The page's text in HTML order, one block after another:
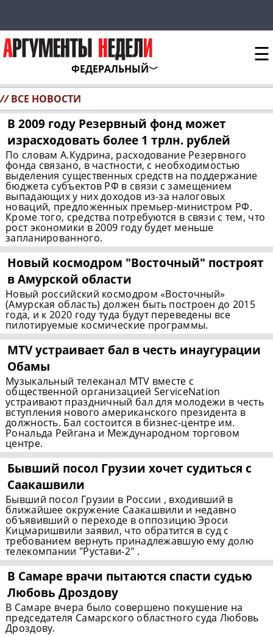
ФЕДЕРАЛЬНЫЙ
☰
// ВСЕ НОВОСТИ
В 2009 году Резервный фонд может
израсходовать более 1 трлн. рублей
По словам А.Кудрина, расходование Резервного
фонда связано, в частности, с необходимостью
выделения существенных средств на поддержание
бюджета субъектов РФ в связи с замещением
выпадающих у них доходов из-за налоговых
новаций, предложенных премьер-министром РФ.
Кроме того, средства потребуются в связи с тем, что
рост экономики в 2009 году будет меньше
запланированного.
Новый космодром "Восточный" построят
в Амурской области
Новый российский космодром «Восточный»
(Амурская область) должен быть построен до 2015
года, и к 2020 году туда будут переведены все
пилотируемые космические программы.
MTV устраивает бал в честь инаугурации
Обамы
Музыкальный телеканал MTV вместе с
общественной организацией ServiceNation
устраивают праздничный бал для молодежи в честь
вступления нового американского президента в
должность. Бал состоится в бизнес-центре им.
Рональда Рейгана и Международном торговом
центре.
Бывший посол Грузии хочет судиться с
Саакашвили
Бывший посол Грузии в России , входивший в
ближайшее окружение Саакашвили и недавно
объявивший о переходе в оппозицию Эроси
Кицмаришвили заявил, что обратится в суд с
требованием вернуть принадлежавшую ему долю
телекомпании "Рустави-2" .
В Самаре врачи пытаются спасти судью
Любовь Дроздову
В Самаре вчера было совершено покушение на
председателя Самарского областного суда Любовь
Дроздову.